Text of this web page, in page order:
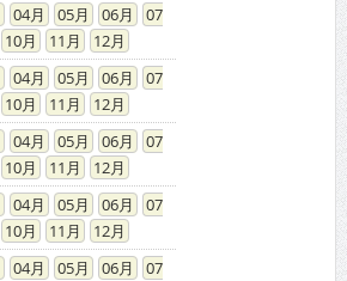
04 05 06
07
10 11
12
04 05 06
07
10 11
12
04 05 06
07
10 11
12
04 05 06
07
10 11
12
04 05 06
07